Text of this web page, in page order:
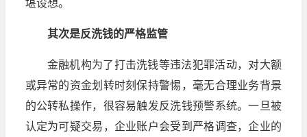
堪设想。
其次是反洗钱的严格监管
金融机构为了打击洗钱等违法犯罪活动，对大额
或异常的资金划转时刻保持警惕，毫无合理业务背景
的公转私操作，很容易触发反洗钱预警系统。一旦被
认定为可疑交易，企业账户会受到严格调查，企业的